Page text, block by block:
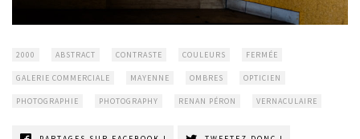
2000 ABSTRACT CONTRASTE COULEURS FERMÉE
GALERIE COMMERCIALE MAYENNE OMBRES OPTICIEN
PHOTOGRAPHIE PHOTOGRAPHY RENAN PÉRON VERNACULAIRE